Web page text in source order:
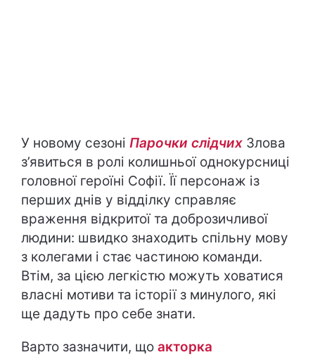
У новому сезоні Парочки слідчих Злова
з’явиться в ролі колишньої однокурсниці
головної героїні Софії. Її персонаж із
перших днів у відділку справляє
враження відкритої та доброзичливої
людини: швидко знаходить спільну мову
з колегами і стає частиною команди.
Втім, за цією легкістю можуть ховатися
власні мотиви та історії з минулого, які
ще дадуть про себе знати.
Варто зазначити, що акторка